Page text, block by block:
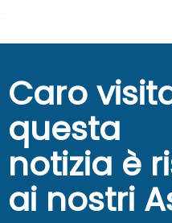
Caro
questa
notizia è
ai nostri